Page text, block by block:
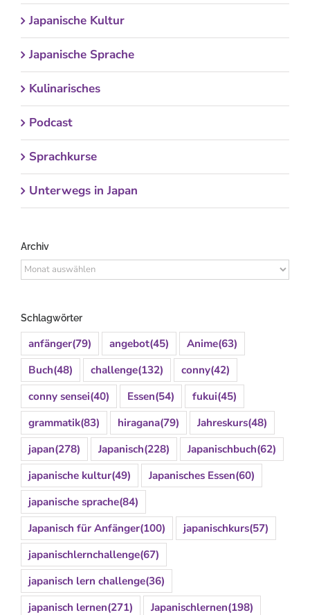
Japanische Kultur
Japanische Sprache
Kulinarisches
Podcast
Sprachkurse
Unterwegs in Japan
Archiv
Archiv
Schlagwörter
anfänger(79) angebot(45) Anime(63)
Buch(48) challenge(132) conny(42)
conny sensei(40) Essen(54) fukui(45)
grammatik(83) hiragana(79) Jahreskurs(48)
japan(278) Japanisch(228) Japanischbuch(62)
japanische kultur(49) Japanisches Essen(60)
japanische sprache(84)
Japanisch für Anfänger(100) japanischkurs(57)
japanischlernchallenge(67)
japanisch lern challenge(36)
japanisch lernen(271) Japanischlernen(198)